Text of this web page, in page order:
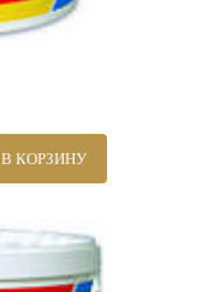
В КОРЗИНУ